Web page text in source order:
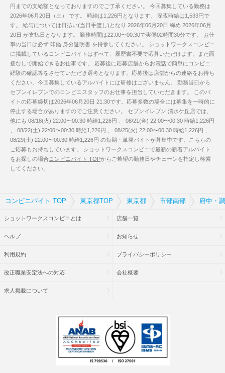
円までの支給額となっておりますのでご了承ください。 今回募集している勤務は
2026年06月20日（土） です。 時給は1,226円となります。 深夜時給は1,533円で
す。 給与については日払い(当日手渡し)となり 2026年06月20日 締め 2026年06月
20日 が支払日となります。 勤務時間は22:00〜00:30で実働02時間30分です。 お仕
事の当日は必ず 印鑑 身分証明書 を持参してください。 ショットワークスコンビニ
に掲載しているコンビニバイトはすべて、履歴書不要で応募いただけます。また面
接なしで開始できるお仕事です。 応募後に応募店舗からお電話で簡単にコンビニ
経験の確認等をさせていただき選考となります。応募後は店舗からの連絡をお待ち
ください。今回募集しているアルバイトには研修はございません。 勤務当日から
セブンイレブンでのコンビニスタッフのお仕事を担当していただきます。 このバ
イトの応募締切は2026年06月20日 21:30です。応募多数の場合には募集を一時的に
停止する場合がありますのでご注意ください。 セブンイレブン 清水ケ丘店では、
他にも 08/18(火) 22:00〜00:30 時給1,226円 、 08/21(金) 22:00〜00:30 時給1,226円
、 08/22(土) 22:00〜00:30 時給1,226円 、 08/25(火) 22:00〜00:30 時給1,226円 、
08/29(土) 22:00〜00:30 時給1,226円 の短期・単発バイトが募集中です。こちらの
ご応募もお持ちしています。 ショットワークスコンビニで最新の新着アルバイト
をお探しの場合コンビニバイト TOPからご希望の勤務日やチェーンを指定し検索
してください。
コンビニバイト TOP 東京都TOP 東京都 市部南部 府中・
ショットワークスコンビニとは 店舗一覧
ヘルプ お知らせ
利用規約 プライバシーポリシー
改正職業安定法への対応 会社概要
求人掲載について